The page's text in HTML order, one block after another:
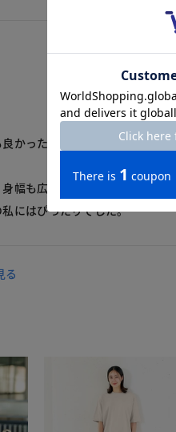
かったので黒を追加購入しまし
幅も広めなので着る人を選ぶと
にはぴったりでした。
る